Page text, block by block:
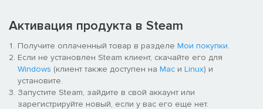
Активация продукта в Steam
Получите оплаченный товар в разделе Мои покупки.
Если не установлен Steam клиент, скачайте его для
Windows (клиент также доступен на Mac и Linux) и
установите.
Запустите Steam, зайдите в свой аккаунт или
зарегистрируйте новый, если у вас его еще нет.